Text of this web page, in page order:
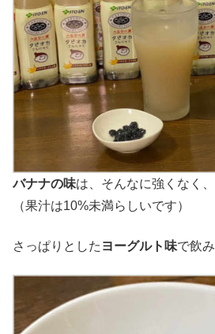
バナナの味は、そんなに強くなく、
（果汁は10%未満らしいです）
さっぱりとした ヨーグルト味で飲